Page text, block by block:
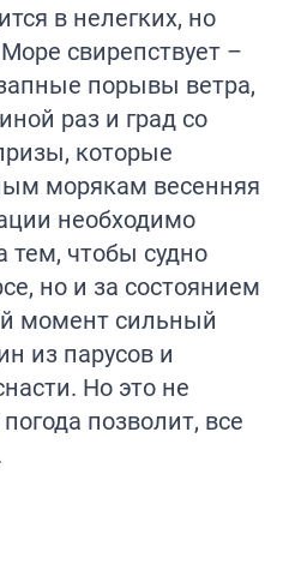
в нелегких, но
свирепствует –
порывы ветра,
раз и град со
которые
морякам весенняя
необходимо
тем, чтобы судно
но и за состоянием
момент сильный
из парусов и
Но это не
позволит, все